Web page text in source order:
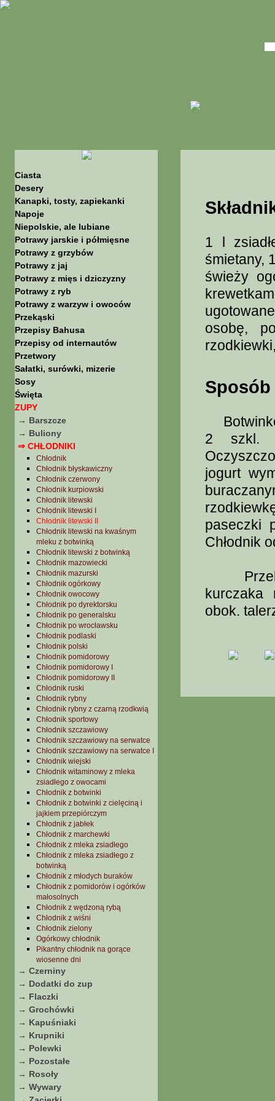
Ciasta
Desery
Kanapki, tosty, zapiekanki
Napoje
Niepolskie, ale lubiane
Potrawy jarskie i półmięsne
Potrawy z grzybów
Potrawy z jaj
Potrawy z mięs i dziczyzny
Potrawy z ryb
Potrawy z warzyw i owoców
Przekąski
Przepisy Bahusa
Przepisy od internautów
Przetwory
Sałatki, surówki, mizerie
Sosy
Święta
ZUPY
→ Barszcze
→ Buliony
⇒ CHŁODNIKI
Chłodnik
Chłodnik błyskawiczny
Chłodnik czerwony
Chłodnik kurpiowski
Chłodnik litewski
Chłodnik litewski I
Chłodnik litewski II
Chłodnik litewski na kwaśnym
mleku z botwinką
Chłodnik litewski z botwinką
Chłodnik mazowiecki
Chłodnik mazurski
Chłodnik ogórkowy
Chłodnik owocowy
Chłodnik po dyrektorsku
Chłodnik po generalsku
Chłodnik po wrocławsku
Chłodnik podlaski
Chłodnik polski
Chłodnik pomidorowy
Chłodnik pomidorowy I
Chłodnik pomidorowy II
Chłodnik ruski
Chłodnik rybny
Chłodnik rybny z czarną rzodkwią
Chłodnik sportowy
Chłodnik szczawiowy
Chłodnik szczawiowy na serwatce
Chłodnik szczawiowy na serwatce I
Chłodnik wiejski
Chłodnik witaminowy z mleka
zsiadłego z owocami
Chłodnik z botwinki
Chłodnik z botwinki z cielęciną i
jajkiem przepiórczym
Chłodnik z jabłek
Chłodnik z marchewki
Chłodnik z mleka zsiadłego
Chłodnik z mleka zsiadłego z
botwinką
Chłodnik z młodych buraków
Chłodnik z pomidorów i ogórków
małosolnych
Chłodnik z wędzoną rybą
Chłodnik z wiśni
Chłodnik zielony
Ogórkowy chłodnik
Pikantny chłodnik na gorące
wiosenne dni
→ Czerniny
→ Dodatki do zup
→ Flaczki
→ Grochówki
→ Kapuśniaki
→ Krupniki
→ Polewki
→ Pozostałe
→ Rosoły
→ Wywary
1 l
śmietany,
świeży
osobę,
2 szkl.
jogurt
paseczki
Chłodnik
kurczaka
obok.